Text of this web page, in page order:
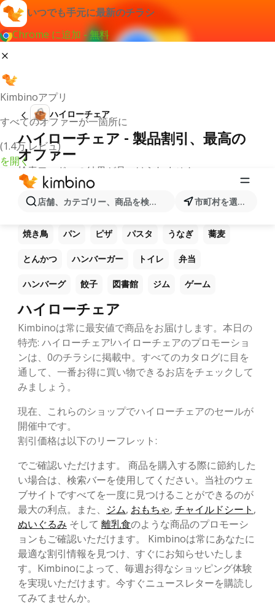
いつでも手元に最新のチラシ
Chrome に追加 - 無料
Kimbinoアプリ
すべてのオファーが一箇所に
(1.4万 レビュ)
を開く
店舗、カテゴリー、商品を検索... 市町村を選択します
ハイローチェア
ハイローチェア - 製品割引、最高の
オファー
検索ワードへの結果が見つけられません。
他のお気に入り製品
ラーメン コーヒー ご飯 電卓
焼き鳥 パン ピザ パスタ うなぎ 蕎麦
とんかつ ハンバーガー トイレ 弁当
ハンバーグ 餃子 図書館 ジム ゲーム
ハイローチェア
Kimbinoは常に最安値で商品をお届けします。本日の
特売: ハイローチェア!ハイローチェアのプロモーショ
ンは、0のチラシに掲載中。すべてのカタログに目を
通して、一番お得に買い物できるお店をチェックして
みましょう。
現在、これらのショップでハイローチェアのセールが
開催中です。
割引価格は以下のリーフレット:
でご確認いただけます。 商品を購入する際に節約した
い場合は、検索バーを使用してください。当社のウェ
ブサイトですべてを一度に見つけることができるのが
最大の利点。また、 ジム, おもちゃ, チャイルドシート ,
ぬいぐるみ そして 離乳食のような商品のプロモーシ
ョンもご確認いただけます。 Kimbinoは常にあなたに
最適な割引情報を見つけ、すぐにお知らせいたしま
す。Kimbinoによって、毎週お得なショッピング体験
を実現いただけます。今すぐニュースレターを購読し
てみてませんか。